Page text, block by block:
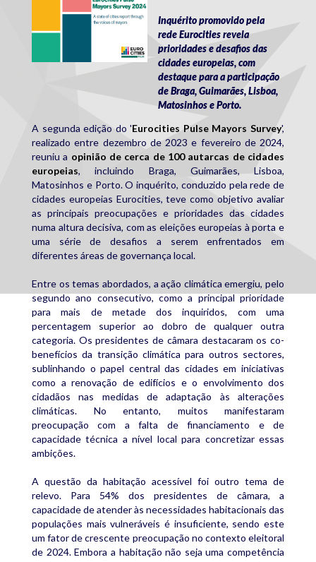
Inquérito promovido pela
rede Eurocities revela
prioridades e desafios das
cidades europeias, com
destaque para a participação
de Braga, Guimarães, Lisboa,
Matosinhos e Porto.
A segunda edição do 'Eurocities Pulse Mayors Survey',
realizado entre dezembro de 2023 e fevereiro de 2024,
reuniu a opinião de cerca de 100 autarcas de cidades
europeias, incluindo Braga, Guimarães, Lisboa,
Matosinhos e Porto. O inquérito, conduzido pela rede de
cidades europeias Eurocities, teve como objetivo avaliar
as principais preocupações e prioridades das cidades
numa altura decisiva, com as eleições europeias à porta e
uma série de desafios a serem enfrentados em
diferentes áreas de governança local.
Entre os temas abordados, a ação climática emergiu, pelo
segundo ano consecutivo, como a principal prioridade
para mais de metade dos inquiridos, com uma
percentagem superior ao dobro de qualquer outra
categoria. Os presidentes de câmara destacaram os co-
benefícios da transição climática para outros sectores,
sublinhando o papel central das cidades em iniciativas
como a renovação de edifícios e o envolvimento dos
cidadãos nas medidas de adaptação às alterações
climáticas. No entanto, muitos manifestaram
preocupação com a falta de financiamento e de
capacidade técnica a nível local para concretizar essas
ambições.
A questão da habitação acessível foi outro tema de
relevo. Para 54% dos presidentes de câmara, a
capacidade de atender às necessidades habitacionais das
populações mais vulneráveis é insuficiente, sendo este
um fator de crescente preocupação no contexto eleitoral
de 2024. Embora a habitação não seja uma competência